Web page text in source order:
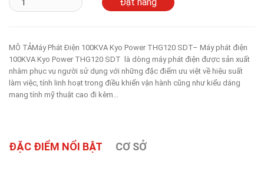
MÔ TẢMáy Phát Điện 100KVA Kyo Power THG120 SDT– Máy phát điện
100KVA Kyo Power THG120 SDT là dòng máy phát điện được sản xuất
nhằm phục vụ người sử dụng với những đặc điểm ưu việt về hiệu suất
làm việc, tính linh hoạt trong điều khiển vận hành cũng như kiểu dáng
mang tính mỹ thuật cao đi kèm...
ĐẶC ĐIỂM NỔI BẬT CƠ SỞ